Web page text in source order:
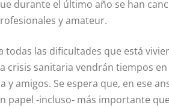
durante el último año se han
y amateur.
todas las dificultades que está
crisis sanitaria vendrán tiempos
y amigos. Se espera que, en ese
papel -incluso- más importante